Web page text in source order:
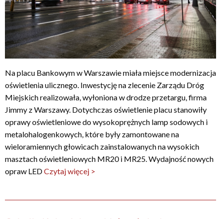
Na placu Bankowym w Warszawie miała miejsce modernizacja
oświetlenia ulicznego. Inwestycję na zlecenie Zarządu Dróg
Miejskich realizowała, wyłoniona w drodze przetargu, firma
Jimmy z Warszawy. Dotychczas oświetlenie placu stanowiły
oprawy oświetleniowe do wysokoprężnych lamp sodowych i
metalohalogenkowych, które były zamontowane na
wieloramiennych głowicach zainstalowanych na wysokich
masztach oświetleniowych MR20 i MR25. Wydajność nowych
opraw LEDCzytaj więcej >